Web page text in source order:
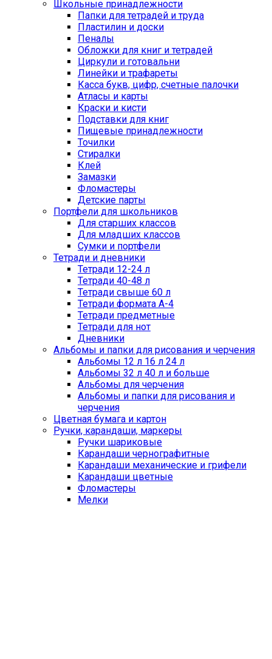
Школьные принадлежности
Папки для тетрадей и труда
Пластилин и доски
Пеналы
Обложки для книг и тетрадей
Циркули и готовальни
Линейки и трафареты
Касса букв, цифр, счетные палочки
Атласы и карты
Краски и кисти
Подставки для книг
Пищевые принадлежности
Точилки
Стиралки
Клей
Замазки
Фломастеры
Детские парты
Портфели для школьников
Для старших классов
Для младших классов
Сумки и портфели
Тетради и дневники
Тетради 12-24 л
Тетради 40-48 л
Тетради свыше 60 л
Тетради формата А-4
Тетради предметные
Тетради для нот
Дневники
Альбомы и папки для рисования и черчения
Альбомы 12 л 16 л 24 л
Альбомы 32 л 40 л и больше
Альбомы для черчения
Альбомы и папки для рисования и
черчения
Цветная бумага и картон
Ручки, карандаши, маркеры
Ручки шариковые
Карандаши чернографитные
Карандаши механические и грифели
Карандаши цветные
Фломастеры
Мелки